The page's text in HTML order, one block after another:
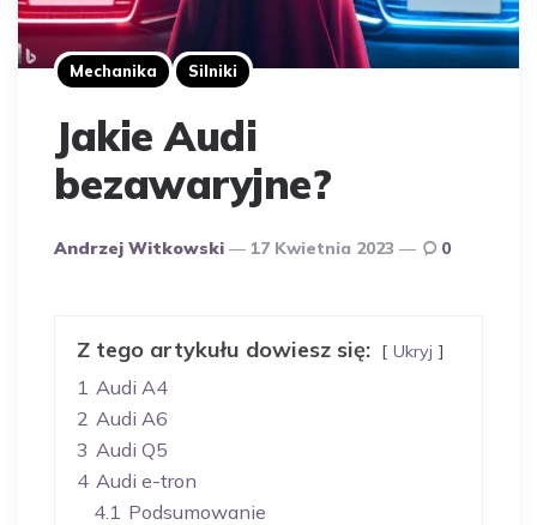
Mechanika Silniki
Jakie Audi
bezawaryjne?
Opublikowany
Andrzej Witkowski 17 Kwietnia 2023 0
Z tego artykułu dowiesz się: Ukryj
1 Audi A4
2 Audi A6
3 Audi Q5
4 Audi e-tron
4.1 Podsumowanie